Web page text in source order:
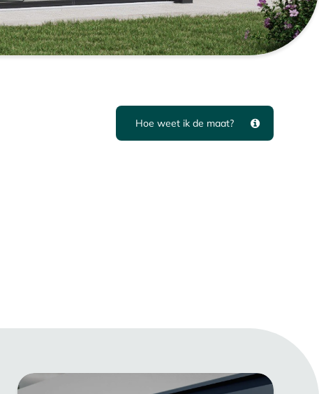
Hoe weet ik de maat?